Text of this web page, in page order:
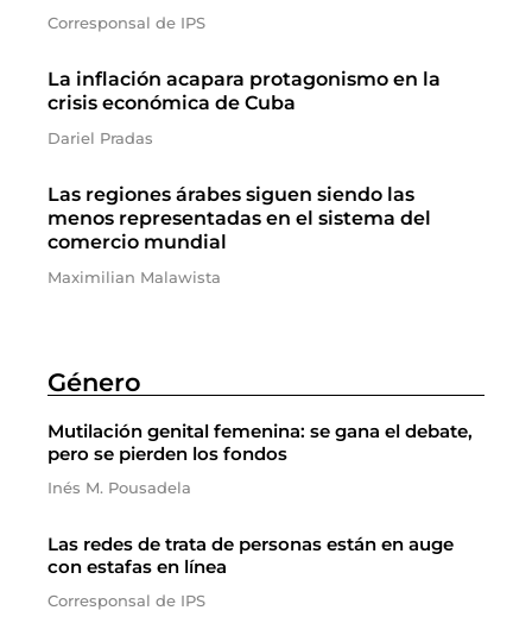
Corresponsal de IPS
La inflación acapara protagonismo en la
crisis económica de Cuba
Dariel Pradas
Las regiones árabes siguen siendo las
menos representadas en el sistema del
comercio mundial
Maximilian Malawista
Género
Mutilación genital femenina: se gana el debate,
pero se pierden los fondos
Inés M. Pousadela
Las redes de trata de personas están en auge
con estafas en línea
Corresponsal de IPS